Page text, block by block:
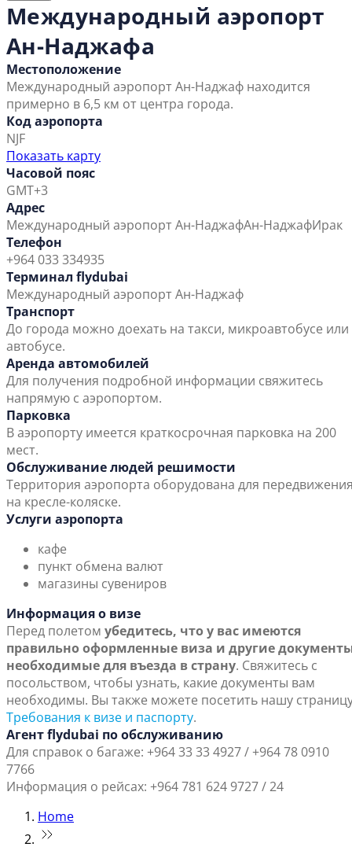
Международный аэропорт
Ан-Наджафа
Местоположение
Международный аэропорт Ан-Наджаф находится
примерно в 6,5 км от центра города.
Код аэропорта
NJF
Показать карту
Часовой пояс
GMT+3
Адрес
Международный аэропорт Ан-НаджафАн-НаджафИрак
Телефон
+964 033 334935
Терминал flydubai
Международный аэропорт Ан-Наджаф
Транспорт
До города можно доехать на такси, микроавтобусе или
автобусе.
Аренда автомобилей
Для получения подробной информации свяжитесь
напрямую с аэропортом.
Парковка
В аэропорту имеется краткосрочная парковка на 200
мест.
Обслуживание людей решимости
Территория аэропорта оборудована для
на кресле-коляске.
Услуги аэропорта
кафе
пункт обмена валют
магазины сувениров
Информация о визе
Перед полетом убедитесь, что у вас имеются
правильно оформленные виза и другие
необходимые для въезда в страну. Свяжитесь с
посольством, чтобы узнать, какие документы вам
необходимы. Вы также можете посетить нашу
Требования к визе и паспорту.
Агент flydubai по обслуживанию
Для справок о багаже: +964 33 33 4927 / +964 78 0910
7766
Информация о рейсах: +964 781 624 9727 / 24
Home